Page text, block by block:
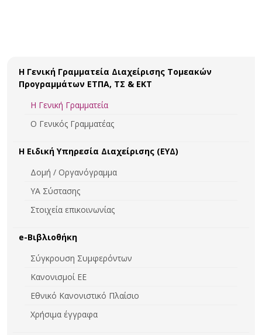
Η Γενική Γραμματεία Διαχείρισης Τομεακών
Προγραμμάτων ΕΤΠΑ, ΤΣ & ΕΚΤ
Η Γενική Γραμματεία
Ο Γενικός Γραμματέας
Η Ειδική Υπηρεσία Διαχείρισης (ΕΥΔ)
Δομή / Οργανόγραμμα
ΥΑ Σύστασης
Στοιχεία επικοινωνίας
e-Βιβλιοθήκη
Σύγκρουση Συμφερόντων
Κανονισμοί ΕΕ
Εθνικό Κανονιστικό Πλαίσιο
Χρήσιμα έγγραφα